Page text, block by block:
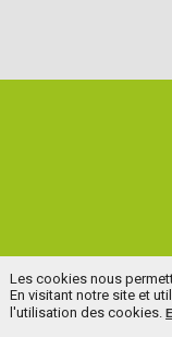
Les cookies nous
En visitant notre site et
l'utilisation des cookies.